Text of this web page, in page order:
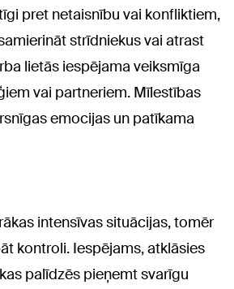
pret netaisnību vai konfliktiem,
strīdniekus vai atrast
lietās iespējama veiksmīga
vai partneriem. Mīlestības
emocijas un patīkama
intensīvas situācijas, tomēr
kontroli. Iespējams, atklāsies
palīdzēs pieņemt svarīgu